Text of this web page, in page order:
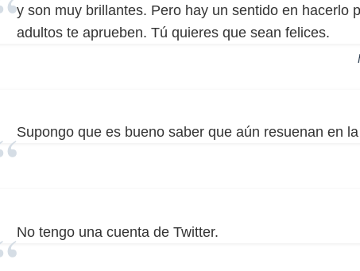
y son muy brillantes. Pero hay un sentido en hacerlo
adultos te aprueben. Tú quieres que sean felices.
Supongo que es bueno saber que aún resuenan en
No tengo una cuenta de Twitter.